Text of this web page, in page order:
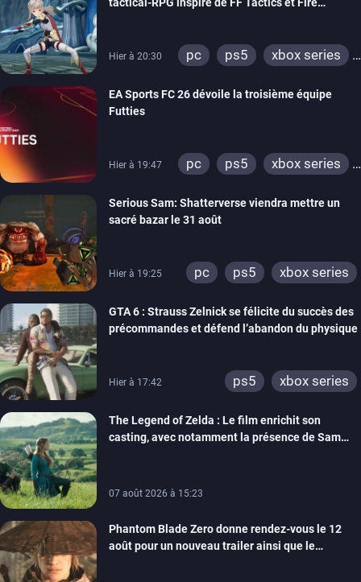
tactical-RPG inspiré de FF Tactics et Fire
Hier à 20:30 pc ps5
xbox series
EA Sports FC 26 dévoile la troisième équipe
Futties
Hier à 19:47 pc ps5
xbox series
xbox one
switch 2
Serious Sam: Shatterverse viendra mettre un
sacré bazar le 31 août
Hier à 19:25 pc ps5 xbox series
GTA 6 : Strauss Zelnick se félicite du succès des
précommandes et défend l’abandon du physique
Hier à 17:42 ps5 xbox series
The Legend of Zelda : Le film enrichit son
casting, avec notamment la présence de Sam
07 août 2026 à 15:23
Phantom Blade Zero donne rendez-vous le 12
août pour un nouveau trailer ainsi que le